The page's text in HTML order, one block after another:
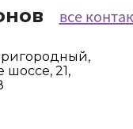
все
шоссе, 21,